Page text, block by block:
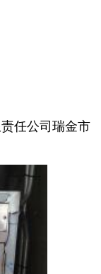
任公司瑞金市